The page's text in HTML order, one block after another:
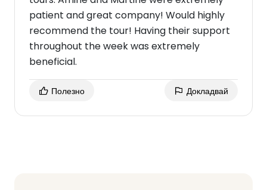
patient and great company! Would highly
recommend the tour! Having their support
throughout the week was extremely
beneficial.
Полезно Докладвай